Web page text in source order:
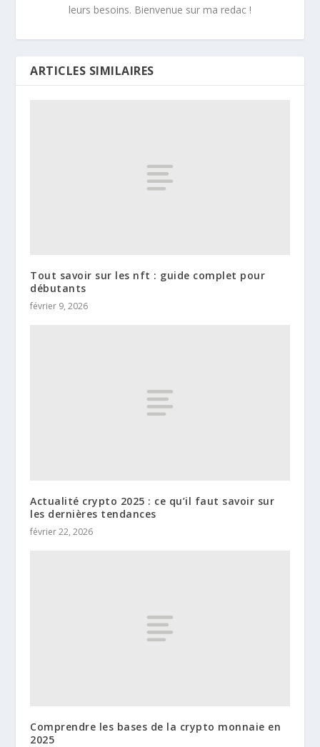
leurs besoins. Bienvenue sur ma redac !
ARTICLES SIMILAIRES
Tout savoir sur les nft : guide complet pour
débutants
février 9, 2026
Actualité crypto 2025 : ce qu’il faut savoir sur
les dernières tendances
février 22, 2026
Comprendre les bases de la crypto monnaie en
2025